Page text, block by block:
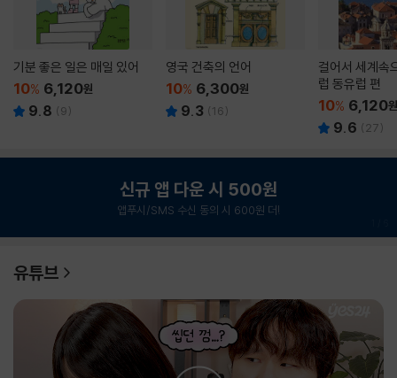
기분 좋은 일은 매일 있어
10% 6,120원
9.8 (9)
영국 건축의 언어
10% 6,300원
9.3 (16)
걸어서 세계속
럽 동유럽 편
10% 6,120원
9.6 ( 27)
신규 앱 다운 시 500원
앱푸시/SMS 수신 동의 시 600원 더!
유튜브